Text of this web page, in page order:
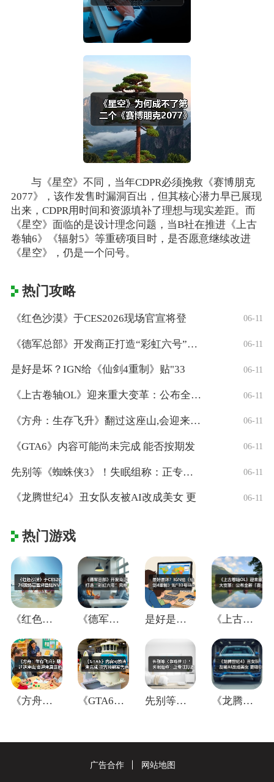
与《星空》不同，当年CDPR必须挽救《赛博朋克
2077》，该作发售时漏洞百出，但其核心潜力早已展现
出来，CDPR用时间和资源填补了理想与现实差距。而
《星空》面临的是设计理念问题，当B社在推进《上古
卷轴6》《辐射5》等重磅项目时，是否愿意继续改进
《星空》，仍是一个问号。
热门攻略
《红色沙漠》于CES2026现场官宣将登 06-11
《德军总部》开发商正打造“彩虹六号”风格 06-11
是好是坏？IGN给《仙剑4重制》贴"33 06-11
《上古卷轴OL》迎来重大变革：公布全新「 06-11
《方舟：生存飞升》翻过这座山,会迎来真正 06-11
《GTA6》内容可能尚未完成 能否按期发 06-11
先别等《蜘蛛侠3》！失眠组称：正专注打造 06-11
《龙腾世纪4》丑女队友被AI改成美女 更 06-11
热门游戏
《红色沙漠》于CES2026现场官宣将登 《德军总部》开发商正打造“彩虹六号”风格 是好是坏？IGN给《仙剑4重制》贴"33 《上古卷轴OL》迎来重大变革：公布全新「
《方舟：生存飞升》翻过这座山,会迎来真正 《GTA6》内容可能尚未完成 能否按期发 先别等《蜘蛛侠3》！失眠组称：正专注打造 《龙腾世纪4》丑女队友被AI改成美女 更
广告合作 网站地图